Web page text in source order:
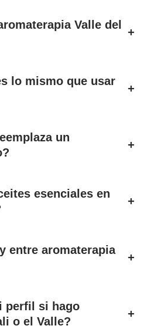
Valle del
+
lo mismo que usar
+
un
+
esenciales en
+
entre aromaterapia
+
perfil si hago
o el Valle?
+